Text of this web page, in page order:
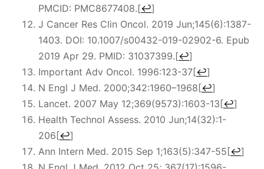
PMCID: PMC8677408.[↩]
J Cancer Res Clin Oncol. 2019 Jun;145(6):1387-
1403. DOI: 10.1007/s00432-019-02902-6. Epub
2019 Apr 29. PMID: 31037399.[↩]
Important Adv Oncol. 1996:123-37[↩]
N Engl J Med. 2000;342:1960–1968[↩]
Lancet. 2007 May 12;369(9573):1603-13[↩]
Health Technol Assess. 2010 Jun;14(32):1-
206[↩]
Ann Intern Med. 2015 Sep 1;163(5):347-55[↩]